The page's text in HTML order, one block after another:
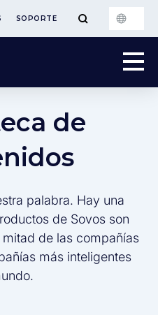
SOPORTE
de
palabra. Hay una
de Sovos son
de las compañías
más inteligentes